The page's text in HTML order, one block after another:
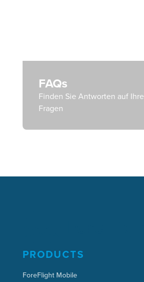
FAQs
Finden Sie Antworten auf Ihre
Fragen
PRODUCTS
ForeFlight Mobile